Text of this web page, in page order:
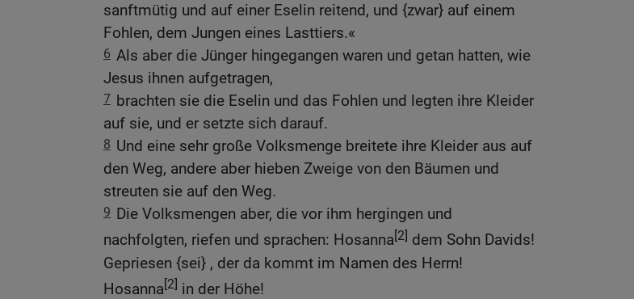
sanftmütig und auf einer Eselin reitend, und {zwar} auf einem
Fohlen, dem Jungen eines Lasttiers.«
6 Als aber die Jünger hingegangen waren und getan hatten, wie
Jesus ihnen aufgetragen,
7 brachten sie die Eselin und das Fohlen und legten ihre Kleider
auf sie, und er setzte sich darauf.
8 Und eine sehr große Volksmenge breitete ihre Kleider aus auf
den Weg, andere aber hieben Zweige von den Bäumen und
streuten sie auf den Weg.
9 Die Volksmengen aber, die vor ihm hergingen und
nachfolgten, riefen und sprachen: Hosanna[2] dem Sohn Davids!
Gepriesen {sei} , der da kommt im Namen des Herrn!
Hosanna[2] in der Höhe!